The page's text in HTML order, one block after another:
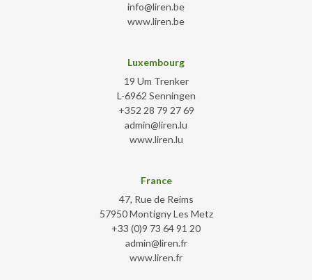
info@liren.be
www.liren.be
Luxembourg
19 Um Trenker
L-6962 Senningen
+352 28 79 27 69
admin@liren.lu
www.liren.lu
France
47, Rue de Reims
57950 Montigny Les Metz
+33 (0)9 73 64 91 20
admin@liren.fr
www.liren.fr